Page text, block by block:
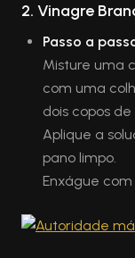
2. Vinagre
Passo a
Misture uma
com uma
dois copos
Aplique a
pano limpo.
Enxágue